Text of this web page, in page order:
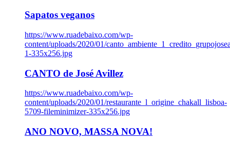
Sapatos veganos
https://www.ruadebaixo.com/wp-
content/uploads/2020/01/
1-335x256.jpg
CANTO de José Avillez
https://www.ruadebaixo.com/wp-
content/uploads/2020/01/restaurante_l_origine_chakall_lisboa-
5709-fileminimizer-335x256.jpg
ANO NOVO, MASSA NOVA!